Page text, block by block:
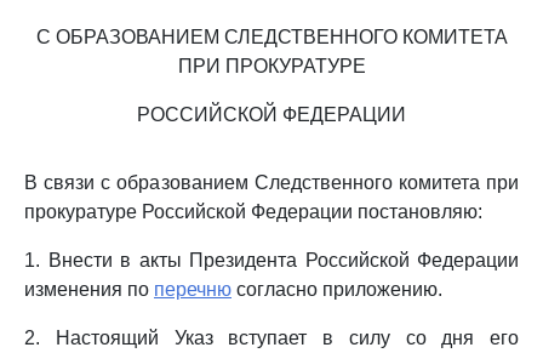
С ОБРАЗОВАНИЕМ СЛЕДСТВЕННОГО КОМИТЕТА
ПРИ ПРОКУРАТУРЕ
РОССИЙСКОЙ ФЕДЕРАЦИИ
В связи с образованием Следственного комитета при
прокуратуре Российской Федерации постановляю:
1. Внести в акты Президента Российской Федерации
изменения по перечню согласно приложению.
2. Настоящий Указ вступает в силу со дня его